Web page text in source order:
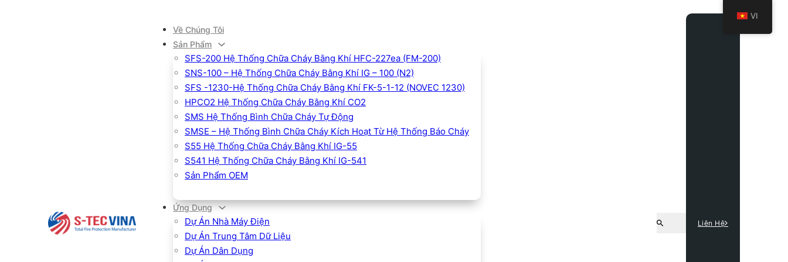
Về Chúng Tôi
Sản Phẩm
SFS-200 Hệ Thống Chữa Cháy Bằng Khí HFC-227ea (FM-200)
SNS-100 – Hệ Thống Chữa Cháy Bằng Khí IG – 100 (N2)
SFS -1230-Hệ Thống Chữa Cháy Bằng Khí FK-5-1-12 (NOVEC 1230)
HPCO2 Hệ Thống Chữa Cháy Bằng Khí CO2
SMS Hệ Thống Bình Chữa Cháy Tự Động
SMSE – Hệ Thống Bình Chữa Cháy Kích Hoạt Từ Hệ Thống Báo Cháy
S55 Hệ Thống Chữa Cháy Bằng Khí IG-55
S541 Hệ Thống Chữa Cháy Bằng Khí IG-541
Sản Phẩm OEM
Ứng Dụng
Dự Án Nhà Máy Điện
Dự Án Trung Tâm Dữ Liệu
Dự Án Dân Dụng
Liên Hệ
VI